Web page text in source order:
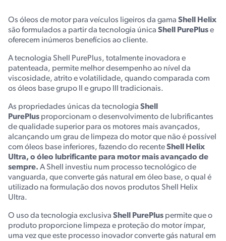
Os óleos de motor para veículos ligeiros da gama Shell Helix
são formulados a partir da tecnologia única Shell PurePluse
oferecem inúmeros benefícios ao cliente.
A tecnologia Shell PurePlus, totalmente inovadora e
patenteada, permite melhor desempenho ao nível da
viscosidade, atrito e volatilidade, quando comparada com
os óleos base grupo II e grupo III tradicionais.
As propriedades únicas da tecnologia Shell
PurePlus proporcionam o desenvolvimento de lubrificantes
de qualidade superior para os motores mais avançados,
alcançando um grau de limpeza do motor que não é possível
com óleos base inferiores, fazendo do recenteShell Helix
Ultra, o óleo lubrificante para motor mais avançado de
sempre. A Shell investiu num processo tecnológico de
vanguarda, que converte gás natural em óleo base, o qual é
utilizado na formulação dos novos produtos Shell Helix
Ultra.
O uso da tecnologia exclusiva Shell PurePlus permite que o
produto proporcione limpeza e proteção do motor ímpar,
uma vez que este processo inovador converte gás natural em